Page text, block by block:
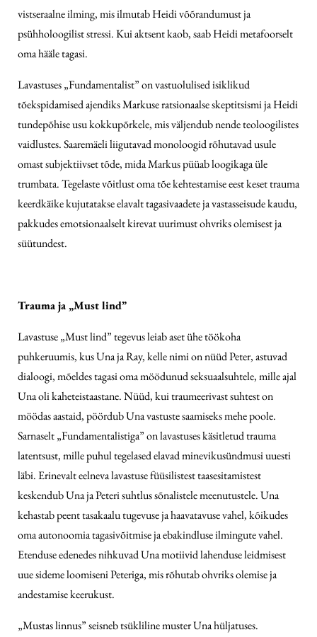
vistseraalne ilming, mis ilmutab Heidi võõrandumust ja
psühholoogilist stressi. Kui aktsent kaob, saab Heidi metafoorselt
oma hääle tagasi.
Lavastuses „Fundamentalist” on vastuolulised isiklikud
tõekspidamised ajendiks Markuse ratsionaalse skeptitsismi ja Heidi
tundepõhise usu kokkupõrkele, mis väljendub nende teoloogilistes
vaidlustes. Saaremäeli liigutavad monoloogid rõhutavad usule
omast subjektiivset tõde, mida Markus püüab loogikaga üle
trumbata. Tegelaste võitlust oma tõe kehtestamise eest keset trauma
keerdkäike kujutatakse elavalt tagasivaadete ja vastasseisude kaudu,
pakkudes emotsionaalselt kirevat uurimust ohvriks olemisest ja
süütundest.
Trauma ja „Must lind”
Lavastuse „Must lind” tegevus leiab aset ühe töökoha
puhkeruumis, kus Una ja Ray, kelle nimi on nüüd Peter, astuvad
dialoogi, mõeldes tagasi oma möödunud seksuaalsuhtele, mille ajal
Una oli kaheteistaastane. Nüüd, kui traumeerivast suhtest on
möödas aastaid, pöördub Una vastuste saamiseks mehe poole.
Sarnaselt „Fundamentalistiga” on lavastuses käsitletud trauma
latentsust, mille puhul tegelased elavad minevikusündmusi uuesti
läbi. Erinevalt eelneva lavastuse füüsilistest taasesitamistest
keskendub Una ja Peteri suhtlus sõnalistele meenutustele. Una
kehastab peent tasakaalu tugevuse ja haavatavuse vahel, kõikudes
oma autonoomia tagasivõitmise ja ebakindluse ilmingute vahel.
Etenduse edenedes nihkuvad Una motiivid lahenduse leidmisest
uue sideme loomiseni Peteriga, mis rõhutab ohvriks olemise ja
andestamise keerukust.
„Mustas linnus” seisneb tsükliline muster Una hüljatuses.